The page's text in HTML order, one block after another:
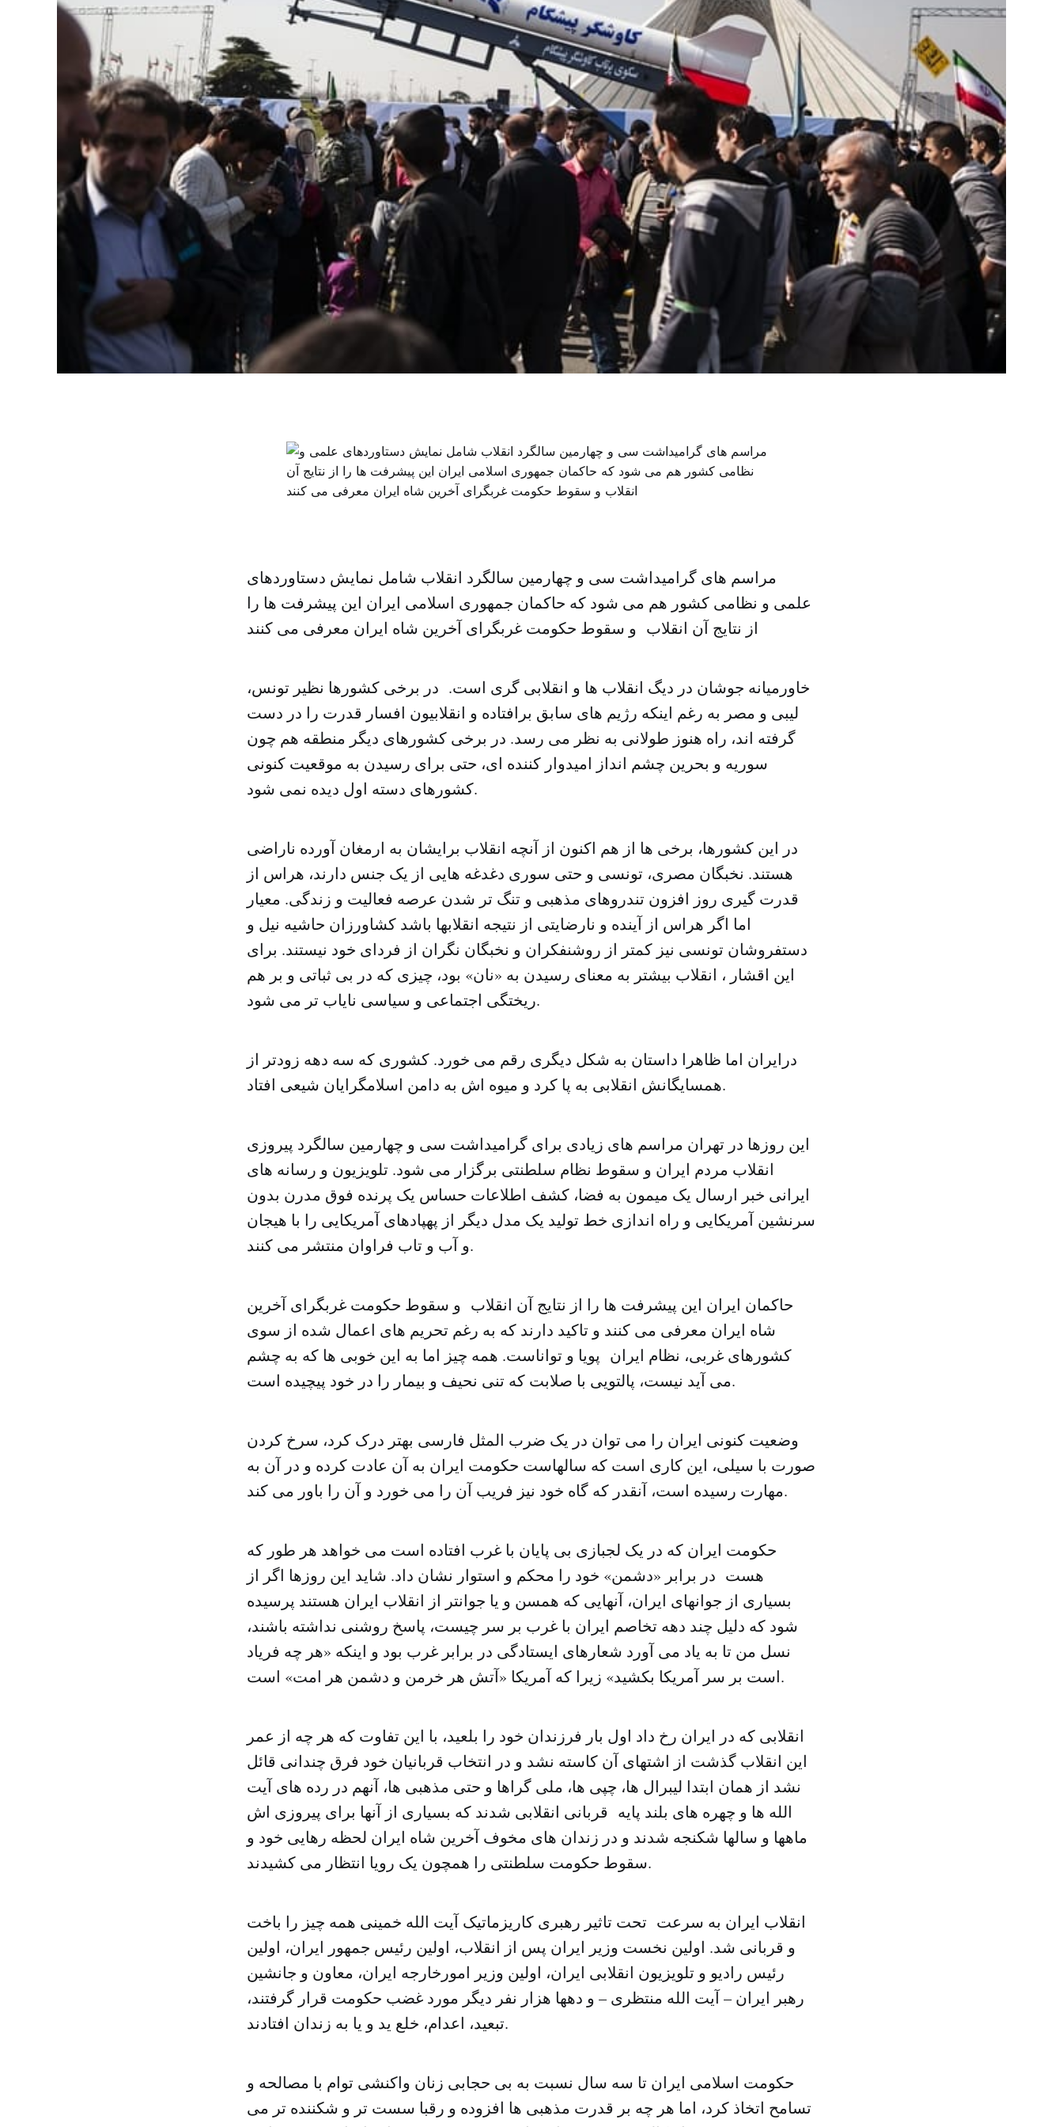
مراسم های گرامیداشت سی و چهارمین سالگرد انقلاب شامل نمایش دستاوردهای
علمی و نظامی کشور هم می شود که حاکمان جمهوری اسلامی ایران این پیشرفت ها را
از نتایج آن انقلاب و سقوط حکومت غربگرای آخرین شاه ایران معرفی می کنند
خاورمیانه جوشان در دیگ انقلاب ها و انقلابی گری است. در برخی کشورها نظیر تونس،
لیبی و مصر به رغم اینکه رژیم های سابق برافتاده و انقلابیون افسار قدرت را در دست
گرفته اند، راه هنوز طولانی به نظر می رسد. در برخی کشورهای دیگر منطقه هم چون
سوریه و بحرین چشم انداز امیدوار کننده ای، حتی برای رسیدن به موقعیت کنونی
کشورهای دسته اول دیده نمی شود.
در این کشورها، برخی ها از هم اکنون از آنچه انقلاب برایشان به ارمغان آورده ناراضی
هستند. نخبگان مصری، تونسی و حتی سوری دغدغه هایی از یک جنس دارند، هراس از
قدرت گیری روز افزون تندروهای مذهبی و تنگ تر شدن عرصه فعالیت و زندگی. معیار
اما اگر هراس از آینده و نارضایتی از نتیجه انقلابها باشد کشاورزان حاشیه نیل و
دستفروشان تونسی نیز کمتر از روشنفکران و نخبگان نگران از فردای خود نیستند. برای
این اقشار ، انقلاب بیشتر به معنای رسیدن به «نان» بود، چیزی که در بی ثباتی و بر هم
ریختگی اجتماعی و سیاسی نایاب تر می شود.
درایران اما ظاهرا داستان به شکل دیگری رقم می خورد. کشوری که سه دهه زودتر از
همسایگانش انقلابی به پا کرد و میوه اش به دامن اسلامگرایان شیعی افتاد.
این روزها در تهران مراسم های زیادی برای گرامیداشت سی و چهارمین سالگرد پیروزی
انقلاب مردم ایران و سقوط نظام سلطنتی برگزار می شود. تلویزیون و رسانه های
ایرانی خبر ارسال یک میمون به فضا، کشف اطلاعات حساس یک پرنده فوق مدرن بدون
سرنشین آمریکایی و راه اندازی خط تولید یک مدل دیگر از پهپادهای آمریکایی را با هیجان
و آب و تاب فراوان منتشر می کنند.
حاکمان ایران این پیشرفت ها را از نتایج آن انقلاب و سقوط حکومت غربگرای آخرین
شاه ایران معرفی می کنند و تاکید دارند که به رغم تحریم های اعمال شده از سوی
کشورهای غربی، نظام ایران پویا و تواناست. همه چیز اما به این خوبی ها که به چشم
می آید نیست، پالتویی با صلابت که تنی نحیف و بیمار را در خود پیچیده است.
وضعیت کنونی ایران را می توان در یک ضرب المثل فارسی بهتر درک کرد، سرخ کردن
صورت با سیلی، این کاری است که سالهاست حکومت ایران به آن عادت کرده و در آن به
مهارت رسیده است، آنقدر که گاه خود نیز فریب آن را می خورد و آن را باور می کند.
حکومت ایران که در یک لجبازی بی پایان با غرب افتاده است می خواهد هر طور که
هست در برابر «دشمن» خود را محکم و استوار نشان داد. شاید این روزها اگر از
بسیاری از جوانهای ایران، آنهایی که همسن و یا جوانتر از انقلاب ایران هستند پرسیده
شود که دلیل چند دهه تخاصم ایران با غرب بر سر چیست، پاسخ روشنی نداشته باشند،
نسل من تا به یاد می آورد شعارهای ایستادگی در برابر غرب بود و اینکه «هر چه فریاد
است بر سر آمریکا بکشید» زیرا که آمریکا «آتش هر خرمن و دشمن هر امت» است.
انقلابی که در ایران رخ داد اول بار فرزندان خود را بلعید، با این تفاوت که هر چه از عمر
این انقلاب گذشت از اشتهای آن کاسته نشد و در انتخاب قربانیان خود فرق چندانی قائل
نشد از همان ابتدا لیبرال ها، چپی ها، ملی گراها و حتی مذهبی ها، آنهم در رده های آیت
الله ها و چهره های بلند پایه قربانی انقلابی شدند که بسیاری از آنها برای پیروزی اش
ماهها و سالها شکنجه شدند و در زندان های مخوف آخرین شاه ایران لحظه رهایی خود و
سقوط حکومت سلطنتی را همچون یک رویا انتظار می کشیدند.
انقلاب ایران به سرعت تحت تاثیر رهبری کاریزماتیک آیت الله خمینی همه چیز را باخت
و قربانی شد. اولین نخست وزیر ایران پس از انقلاب، اولین رئیس جمهور ایران، اولین
رئیس رادیو و تلویزیون انقلابی ایران، اولین وزیر امورخارجه ایران، معاون و جانشین
رهبر ایران – آیت الله منتظری – و دهها هزار نفر دیگر مورد غضب حکومت قرار گرفتند،
تبعید، اعدام، خلع ید و یا به زندان افتادند.
حکومت اسلامی ایران تا سه سال نسبت به بی حجابی زنان واکنشی توام با مصالحه و
تسامح اتخاذ کرد، اما هر چه بر قدرت مذهبی ها افزوده و رقبا سست تر و شکننده تر می